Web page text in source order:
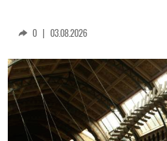
0 | 03.08.2026